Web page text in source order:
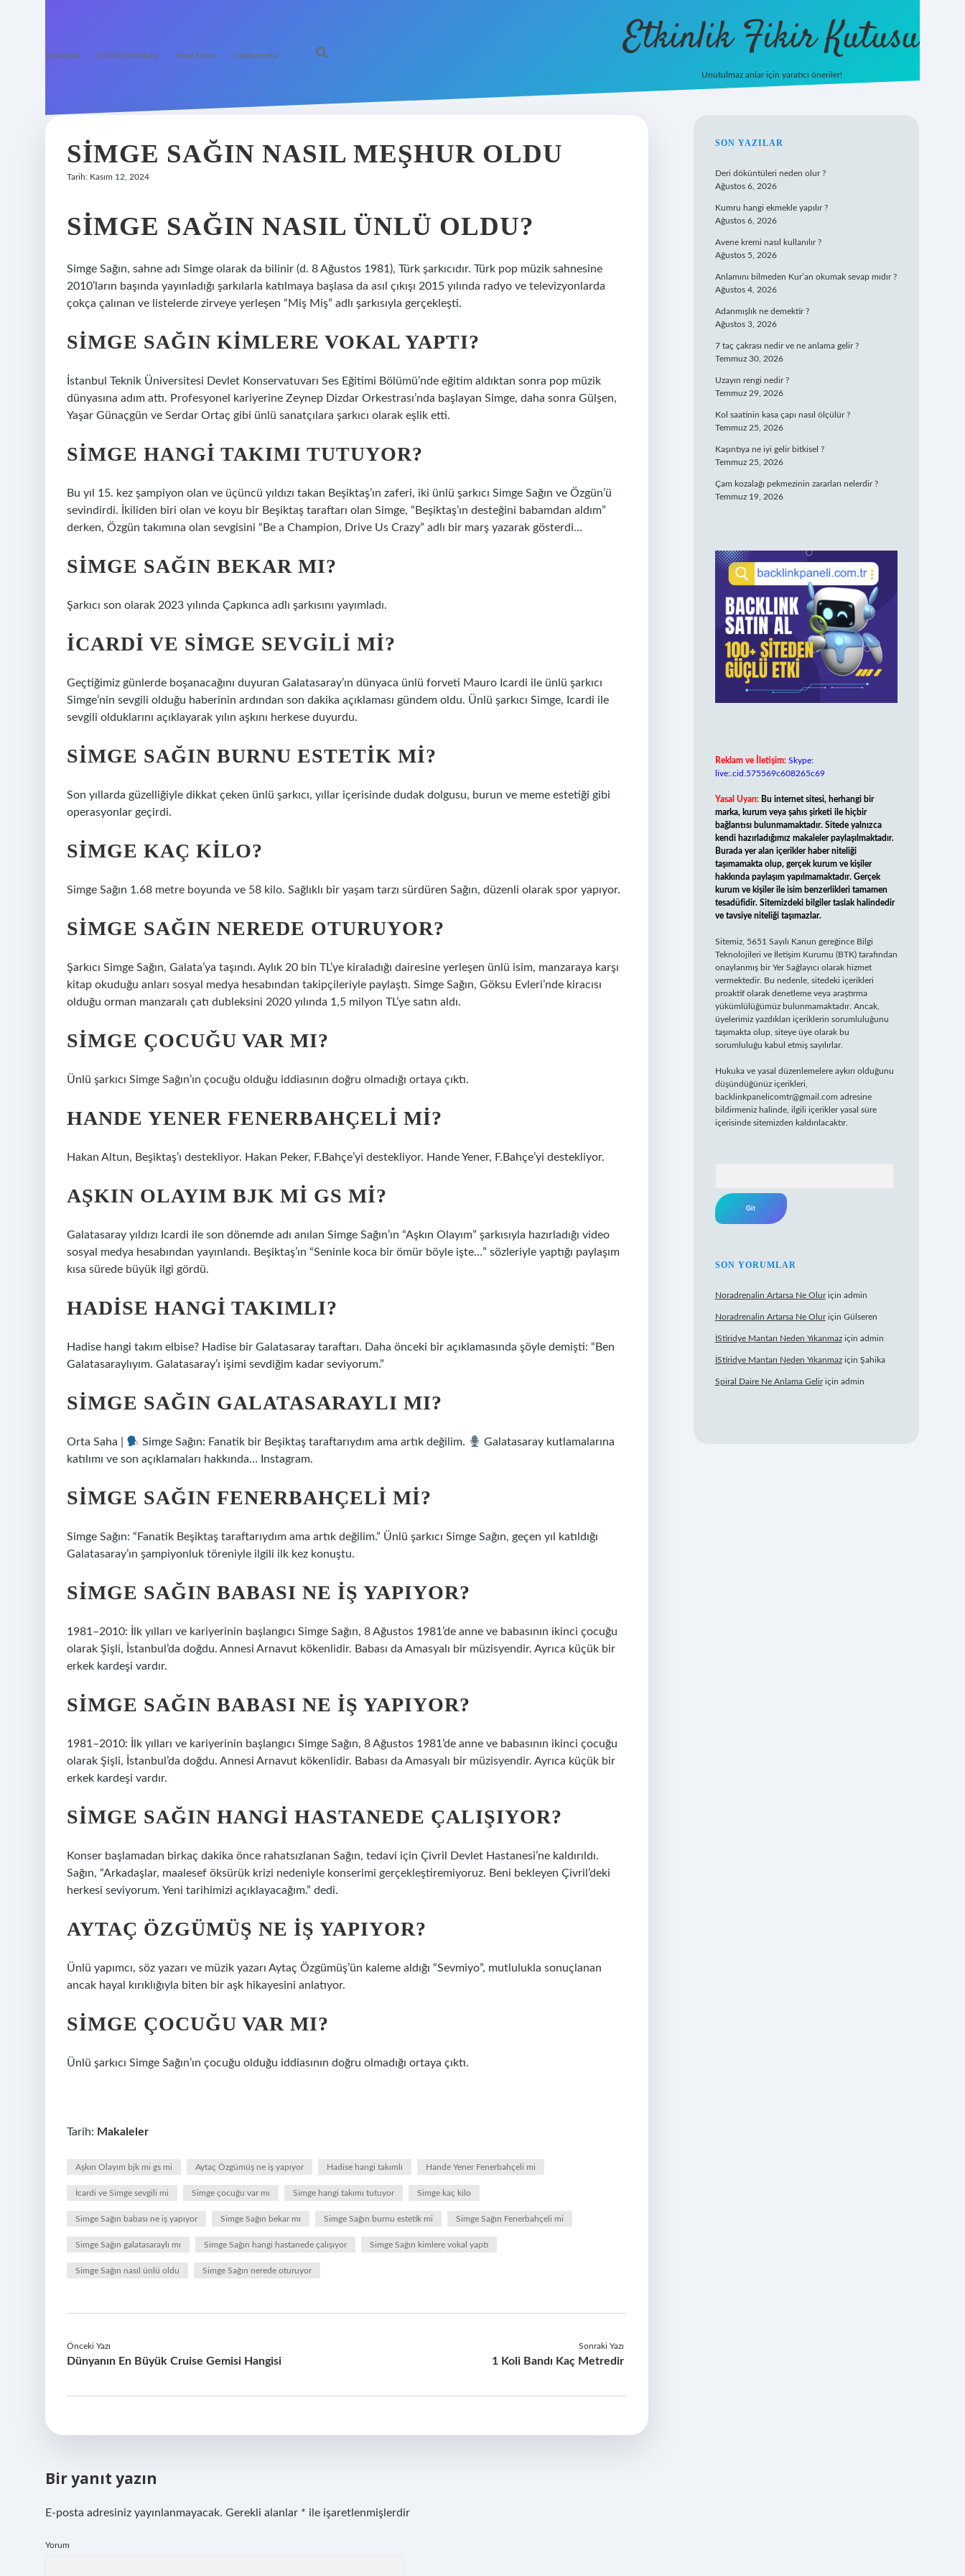
Anasayfa Gizlilik Politikası Yasal Uyarı Hakkımızda Etkinlik Fikir Kutusu
Unutulmaz anlar için yaratıcı öneriler!
SIMGE SAĞIN NASIL MEŞHUR OLDU
Tarih: Kasım 12, 2024
SIMGE SAĞIN NASIL ÜNLÜ OLDU?
Simge Sağın, sahne adı Simge olarak da bilinir (d. 8 Ağustos 1981), Türk şarkıcıdır. Türk pop müzik sahnesine
2010’ların başında yayınladığı şarkılarla katılmaya başlasa da asıl çıkışı 2015 yılında radyo ve televizyonlarda
çokça çalınan ve listelerde zirveye yerleşen “Miş Miş” adlı şarkısıyla gerçekleşti.
SIMGE SAĞIN KIMLERE VOKAL YAPTI?
İstanbul Teknik Üniversitesi Devlet Konservatuvarı Ses Eğitimi Bölümü’nde eğitim aldıktan sonra pop müzik
dünyasına adım attı. Profesyonel kariyerine Zeynep Dizdar Orkestrası’nda başlayan Simge, daha sonra Gülşen,
Yaşar Günaçgün ve Serdar Ortaç gibi ünlü sanatçılara şarkıcı olarak eşlik etti.
SIMGE HANGI TAKIMI TUTUYOR?
Bu yıl 15. kez şampiyon olan ve üçüncü yıldızı takan Beşiktaş’ın zaferi, iki ünlü şarkıcı Simge Sağın ve Özgün’ü
sevindirdi. İkiliden biri olan ve koyu bir Beşiktaş taraftarı olan Simge, “Beşiktaş’ın desteğini babamdan aldım”
derken, Özgün takımına olan sevgisini “Be a Champion, Drive Us Crazy” adlı bir marş yazarak gösterdi…
SIMGE SAĞIN BEKAR MI?
Şarkıcı son olarak 2023 yılında Çapkınca adlı şarkısını yayımladı.
İCARDI VE SIMGE SEVGILI MI?
Geçtiğimiz günlerde boşanacağını duyuran Galatasaray’ın dünyaca ünlü forveti Mauro Icardi ile ünlü şarkıcı
Simge’nin sevgili olduğu haberinin ardından son dakika açıklaması gündem oldu. Ünlü şarkıcı Simge, Icardi ile
sevgili olduklarını açıklayarak yılın aşkını herkese duyurdu.
SIMGE SAĞIN BURNU ESTETIK MI?
Son yıllarda güzelliğiyle dikkat çeken ünlü şarkıcı, yıllar içerisinde dudak dolgusu, burun ve meme estetiği gibi
operasyonlar geçirdi.
SIMGE KAÇ KILO?
Simge Sağın 1.68 metre boyunda ve 58 kilo. Sağlıklı bir yaşam tarzı sürdüren Sağın, düzenli olarak spor yapıyor.
SIMGE SAĞIN NEREDE OTURUYOR?
Şarkıcı Simge Sağın, Galata’ya taşındı. Aylık 20 bin TL’ye kiraladığı dairesine yerleşen ünlü isim, manzaraya karşı
kitap okuduğu anları sosyal medya hesabından takipçileriyle paylaştı. Simge Sağın, Göksu Evleri’nde kiracısı
olduğu orman manzaralı çatı dubleksini 2020 yılında 1,5 milyon TL’ye satın aldı.
SIMGE ÇOCUĞU VAR MI?
Ünlü şarkıcı Simge Sağın’ın çocuğu olduğu iddiasının doğru olmadığı ortaya çıktı.
HANDE YENER FENERBAHÇELI MI?
Hakan Altun, Beşiktaş’ı destekliyor. Hakan Peker, F.Bahçe’yi destekliyor. Hande Yener, F.Bahçe’yi destekliyor.
AŞKIN OLAYIM BJK MI GS MI?
Galatasaray yıldızı Icardi ile son dönemde adı anılan Simge Sağın’ın “Aşkın Olayım” şarkısıyla hazırladığı video
sosyal medya hesabından yayınlandı. Beşiktaş’ın “Seninle koca bir ömür böyle işte…” sözleriyle yaptığı paylaşım
kısa sürede büyük ilgi gördü.
HADISE HANGI TAKIMLI?
Hadise hangi takım elbise? Hadise bir Galatasaray taraftarı. Daha önceki bir açıklamasında şöyle demişti: “Ben
Galatasaraylıyım. Galatasaray’ı işimi sevdiğim kadar seviyorum.”
SIMGE SAĞIN GALATASARAYLI MI?
Orta Saha | Simge Sağın: Fanatik bir Beşiktaş taraftarıydım ama artık değilim.
Galatasaray kutlamalarına
katılımı ve son açıklamaları hakkında… Instagram.
SIMGE SAĞIN FENERBAHÇELI MI?
Simge Sağın: “Fanatik Beşiktaş taraftarıydım ama artık değilim.” Ünlü şarkıcı Simge Sağın, geçen yıl katıldığı
Galatasaray’ın şampiyonluk töreniyle ilgili ilk kez konuştu.
SIMGE SAĞIN BABASI NE IŞ YAPIYOR?
1981–2010: İlk yılları ve kariyerinin başlangıcı Simge Sağın, 8 Ağustos 1981’de anne ve babasının ikinci çocuğu
olarak Şişli, İstanbul’da doğdu. Annesi Arnavut kökenlidir. Babası da Amasyalı bir müzisyendir. Ayrıca küçük bir
erkek kardeşi vardır.
SIMGE SAĞIN BABASI NE IŞ YAPIYOR?
1981–2010: İlk yılları ve kariyerinin başlangıcı Simge Sağın, 8 Ağustos 1981’de anne ve babasının ikinci çocuğu
olarak Şişli, İstanbul’da doğdu. Annesi Arnavut kökenlidir. Babası da Amasyalı bir müzisyendir. Ayrıca küçük bir
erkek kardeşi vardır.
SIMGE SAĞIN HANGI HASTANEDE ÇALIŞIYOR?
Konser başlamadan birkaç dakika önce rahatsızlanan Sağın, tedavi için Çivril Devlet Hastanesi’ne kaldırıldı.
Sağın, “Arkadaşlar, maalesef öksürük krizi nedeniyle konserimi gerçekleştiremiyoruz. Beni bekleyen Çivril’deki
herkesi seviyorum. Yeni tarihimizi açıklayacağım.” dedi.
AYTAÇ ÖZGÜMÜŞ NE IŞ YAPIYOR?
Ünlü yapımcı, söz yazarı ve müzik yazarı Aytaç Özgümüş’ün kaleme aldığı “Sevmiyo”, mutlulukla sonuçlanan
ancak hayal kırıklığıyla biten bir aşk hikayesini anlatıyor.
SIMGE ÇOCUĞU VAR MI?
Ünlü şarkıcı Simge Sağın’ın çocuğu olduğu iddiasının doğru olmadığı ortaya çıktı.
Tarih: Makaleler
Aşkın Olayım bjk mi gs mi Aytaç Özgümüş ne iş yapıyor Hadise hangi takımlı Hande Yener Fenerbahçeli mi
İcardi ve Simge sevgili mi Simge çocuğu var mı Simge hangi takımı tutuyor Simge kaç kilo
Simge Sağın babası ne iş yapıyor Simge Sağın bekar mı Simge Sağın burnu estetik mi Simge Sağın Fenerbahçeli mi
Simge Sağın galatasaraylı mı Simge Sağın hangi hastanede çalışıyor Simge Sağın kimlere vokal yaptı
Simge Sağın nasıl ünlü oldu Simge Sağın nerede oturuyor
Önceki Yazı
Dünyanın En Büyük Cruise Gemisi Hangisi
Sonraki Yazı
1 Koli Bandı Kaç Metredir
Bir yanıt yazın
E-posta adresiniz yayınlanmayacak. Gerekli alanlar * ile işaretlenmişlerdir
Yorum
SIDEBAR
SON YAZILAR
Deri döküntüleri neden olur ?
Ağustos 6, 2026
Kumru hangi ekmekle yapılır ?
Ağustos 6, 2026
Avene kremi nasıl kullanılır ?
Ağustos 5, 2026
Anlamını bilmeden Kur’an okumak sevap mıdır ?
Ağustos 4, 2026
Adanmışlık ne demektir ?
Ağustos 3, 2026
7 taç çakrası nedir ve ne anlama gelir ?
Temmuz 30, 2026
Uzayın rengi nedir ?
Temmuz 29, 2026
Kol saatinin kasa çapı nasıl ölçülür ?
Temmuz 25, 2026
Kaşıntıya ne iyi gelir bitkisel ?
Temmuz 25, 2026
Çam kozalağı pekmezinin zararları nelerdir ?
Temmuz 19, 2026
Reklam ve İletişim: Skype:
live:.cid.575569c608265c69
Yasal Uyarı: Bu internet sitesi, herhangi bir
marka, kurum veya şahıs şirketi ile hiçbir
bağlantısı bulunmamaktadır. Sitede yalnızca
kendi hazırladığımız makaleler paylaşılmaktadır.
Burada yer alan içerikler haber niteliği
taşımamakta olup, gerçek kurum ve kişiler
hakkında paylaşım yapılmamaktadır. Gerçek
kurum ve kişiler ile isim benzerlikleri tamamen
tesadüfidir. Sitemizdeki bilgiler taslak halindedir
ve tavsiye niteliği taşımazlar.
Sitemiz, 5651 Sayılı Kanun gereğince Bilgi
Teknolojileri ve İletişim Kurumu (BTK) tarafından
onaylanmış bir Yer Sağlayıcı olarak hizmet
vermektedir. Bu nedenle, sitedeki içerikleri
proaktif olarak denetleme veya araştırma
yükümlülüğümüz bulunmamaktadır. Ancak,
üyelerimiz yazdıkları içeriklerin sorumluluğunu
taşımakta olup, siteye üye olarak bu
sorumluluğu kabul etmiş sayılırlar.
Hukuka ve yasal düzenlemelere aykırı olduğunu
düşündüğünüz içerikleri,
backlinkpanelicomtr@gmail.com adresine
bildirmeniz halinde, ilgili içerikler yasal süre
içerisinde sitemizden kaldırılacaktır.
SON YORUMLAR
Noradrenalin Artarsa Ne Oluriçin admin
Noradrenalin Artarsa Ne Oluriçin Gülseren
İStiridye Mantarı Neden Yıkanmaziçin admin
İStiridye Mantarı Neden Yıkanmaziçin Şahika
Spiral Daire Ne Anlama Geliriçin admin